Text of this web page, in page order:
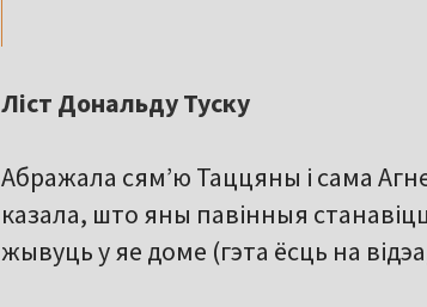
Ліст Дональду Туску
Абражала сям’ю Таццяны і сама
казала, што яны павінныя
жывуць у яе доме (гэта ёсць на